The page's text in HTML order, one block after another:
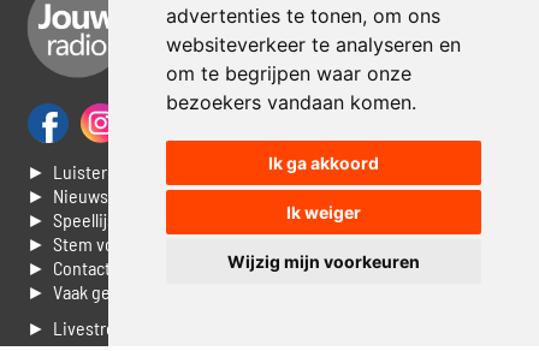
advertenties te tonen, om ons
websiteverkeer te analyseren en
om te begrijpen waar onze
bezoekers vandaan komen.
Ik ga akkoord
Ik weiger
Wijzig mijn voorkeuren
► Luisteren naar Jouwradio
► Nieuws
► Speellijst
► Stem voor de Dag top 3
► Contacteer ons
► Vaak gestelde vragen
► Livestream informatie